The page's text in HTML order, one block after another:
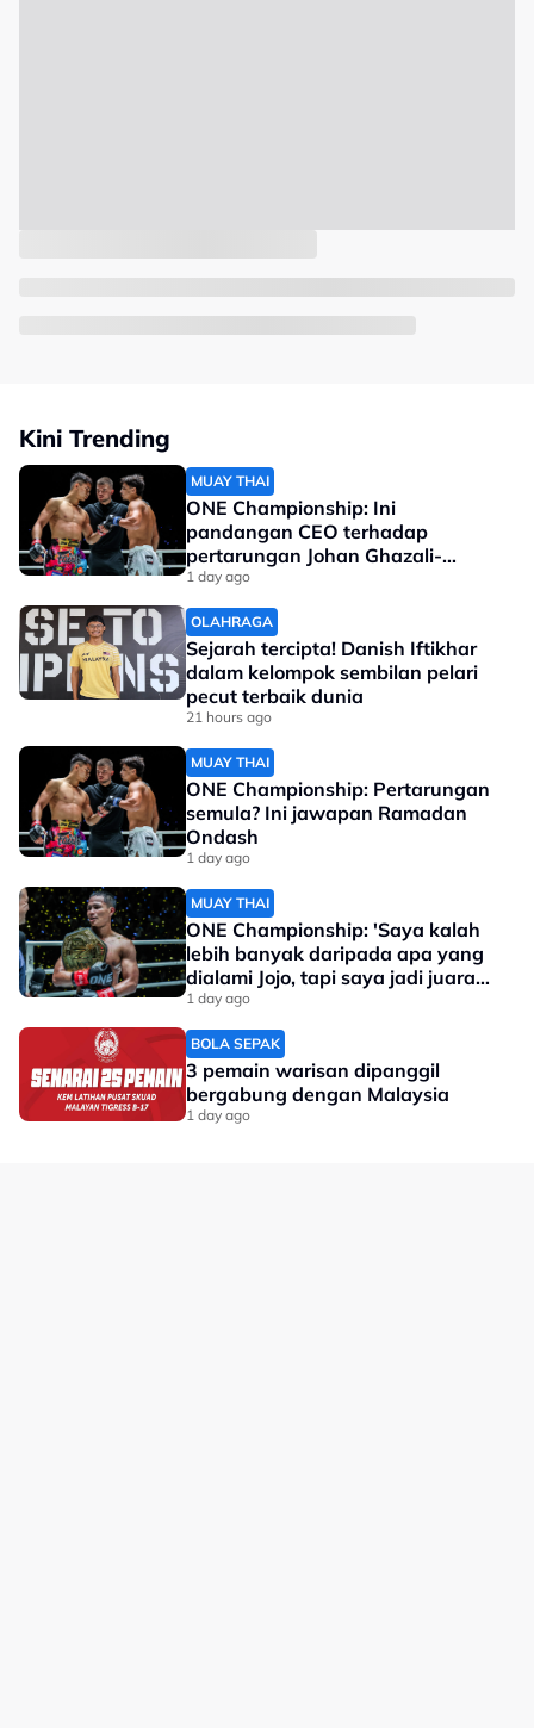
Kini Trending
MUAY THAI
ONE Championship: Ini
pandangan CEO terhadap
pertarungan Johan Ghazali-
Ramadan Ondash
1 day ago
OLAHRAGA
Sejarah tercipta! Danish Iftikhar
dalam kelompok sembilan pelari
pecut terbaik dunia
21 hours ago
MUAY THAI
ONE Championship: Pertarungan
semula? Ini jawapan Ramadan
Ondash
1 day ago
MUAY THAI
ONE Championship: 'Saya kalah
lebih banyak daripada apa yang
dialami Jojo, tapi saya jadi juara
dunia'
1 day ago
BOLA SEPAK
3 pemain warisan dipanggil
bergabung dengan Malaysia
1 day ago